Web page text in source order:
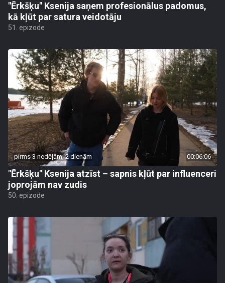
"Ērkšķu" Ksenija saņem profesionālus padomus,
kā kļūt par satura veidotāju
51. epizode
pirms 3 nedēļām, 2 dienām 00:06:06
"Ērkšķu" Ksenija atzīst – sapnis kļūt par influenceri
joprojām nav zudis
50. epizode